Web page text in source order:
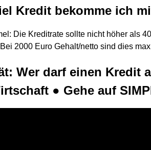
Kredit bekomme ich
Die Kreditrate sollte nicht höher als
2000 Euro Gehalt/netto sind dies
Wer darf einen Kredit
● Gehe auf